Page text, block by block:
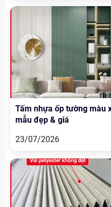
Tấm nhựa ốp tường màu
mẫu đẹp & giá
23/07/2026